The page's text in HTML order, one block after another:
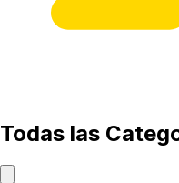
Todas las